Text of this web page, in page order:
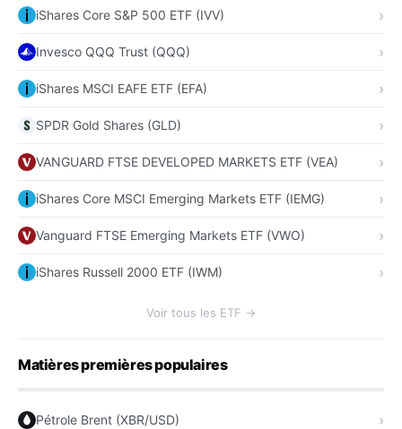
iShares Core S&P 500 ETF (IVV)
Invesco QQQ Trust (QQQ)
iShares MSCI EAFE ETF (EFA)
SPDR Gold Shares (GLD)
VANGUARD FTSE DEVELOPED MARKETS ETF (VEA)
iShares Core MSCI Emerging Markets ETF (IEMG)
Vanguard FTSE Emerging Markets ETF (VWO)
iShares Russell 2000 ETF (IWM)
Voir tous les ETF →
Matières premières populaires
Pétrole Brent (XBR/USD)